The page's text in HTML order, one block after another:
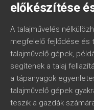
előkészítése
A talajművelés
megfelelő fejlődése és
talajművelő gépek,
segítenek a talaj
a tápanyagok
talajművelő gépek
teszik a gazdák